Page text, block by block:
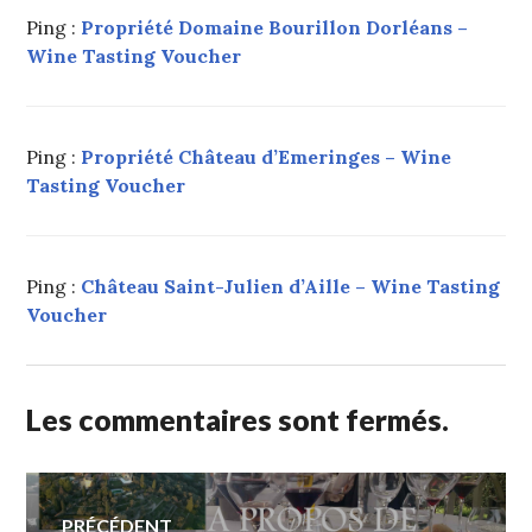
Ping : Propriété Domaine Bourillon Dorléans –
Wine Tasting Voucher
Ping : Propriété Château d’Emeringes – Wine
Tasting Voucher
Ping : Château Saint-Julien d’Aille – Wine Tasting
Voucher
Les commentaires sont fermés.
Navigation
PRÉCÉDENT